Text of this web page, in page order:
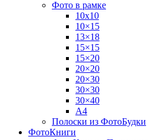
Фото в рамке
10х10
10×15
13×18
15×15
15×20
20×20
20×30
30×30
30×40
A4
Полоски из ФотоБудки
ФотоКниги